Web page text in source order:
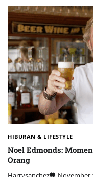
HIBURAN & LIFESTYLE
Noel Edmonds:
Orang